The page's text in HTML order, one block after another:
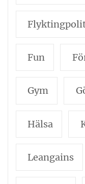
Fun
Gym
Hälsa
Leangains